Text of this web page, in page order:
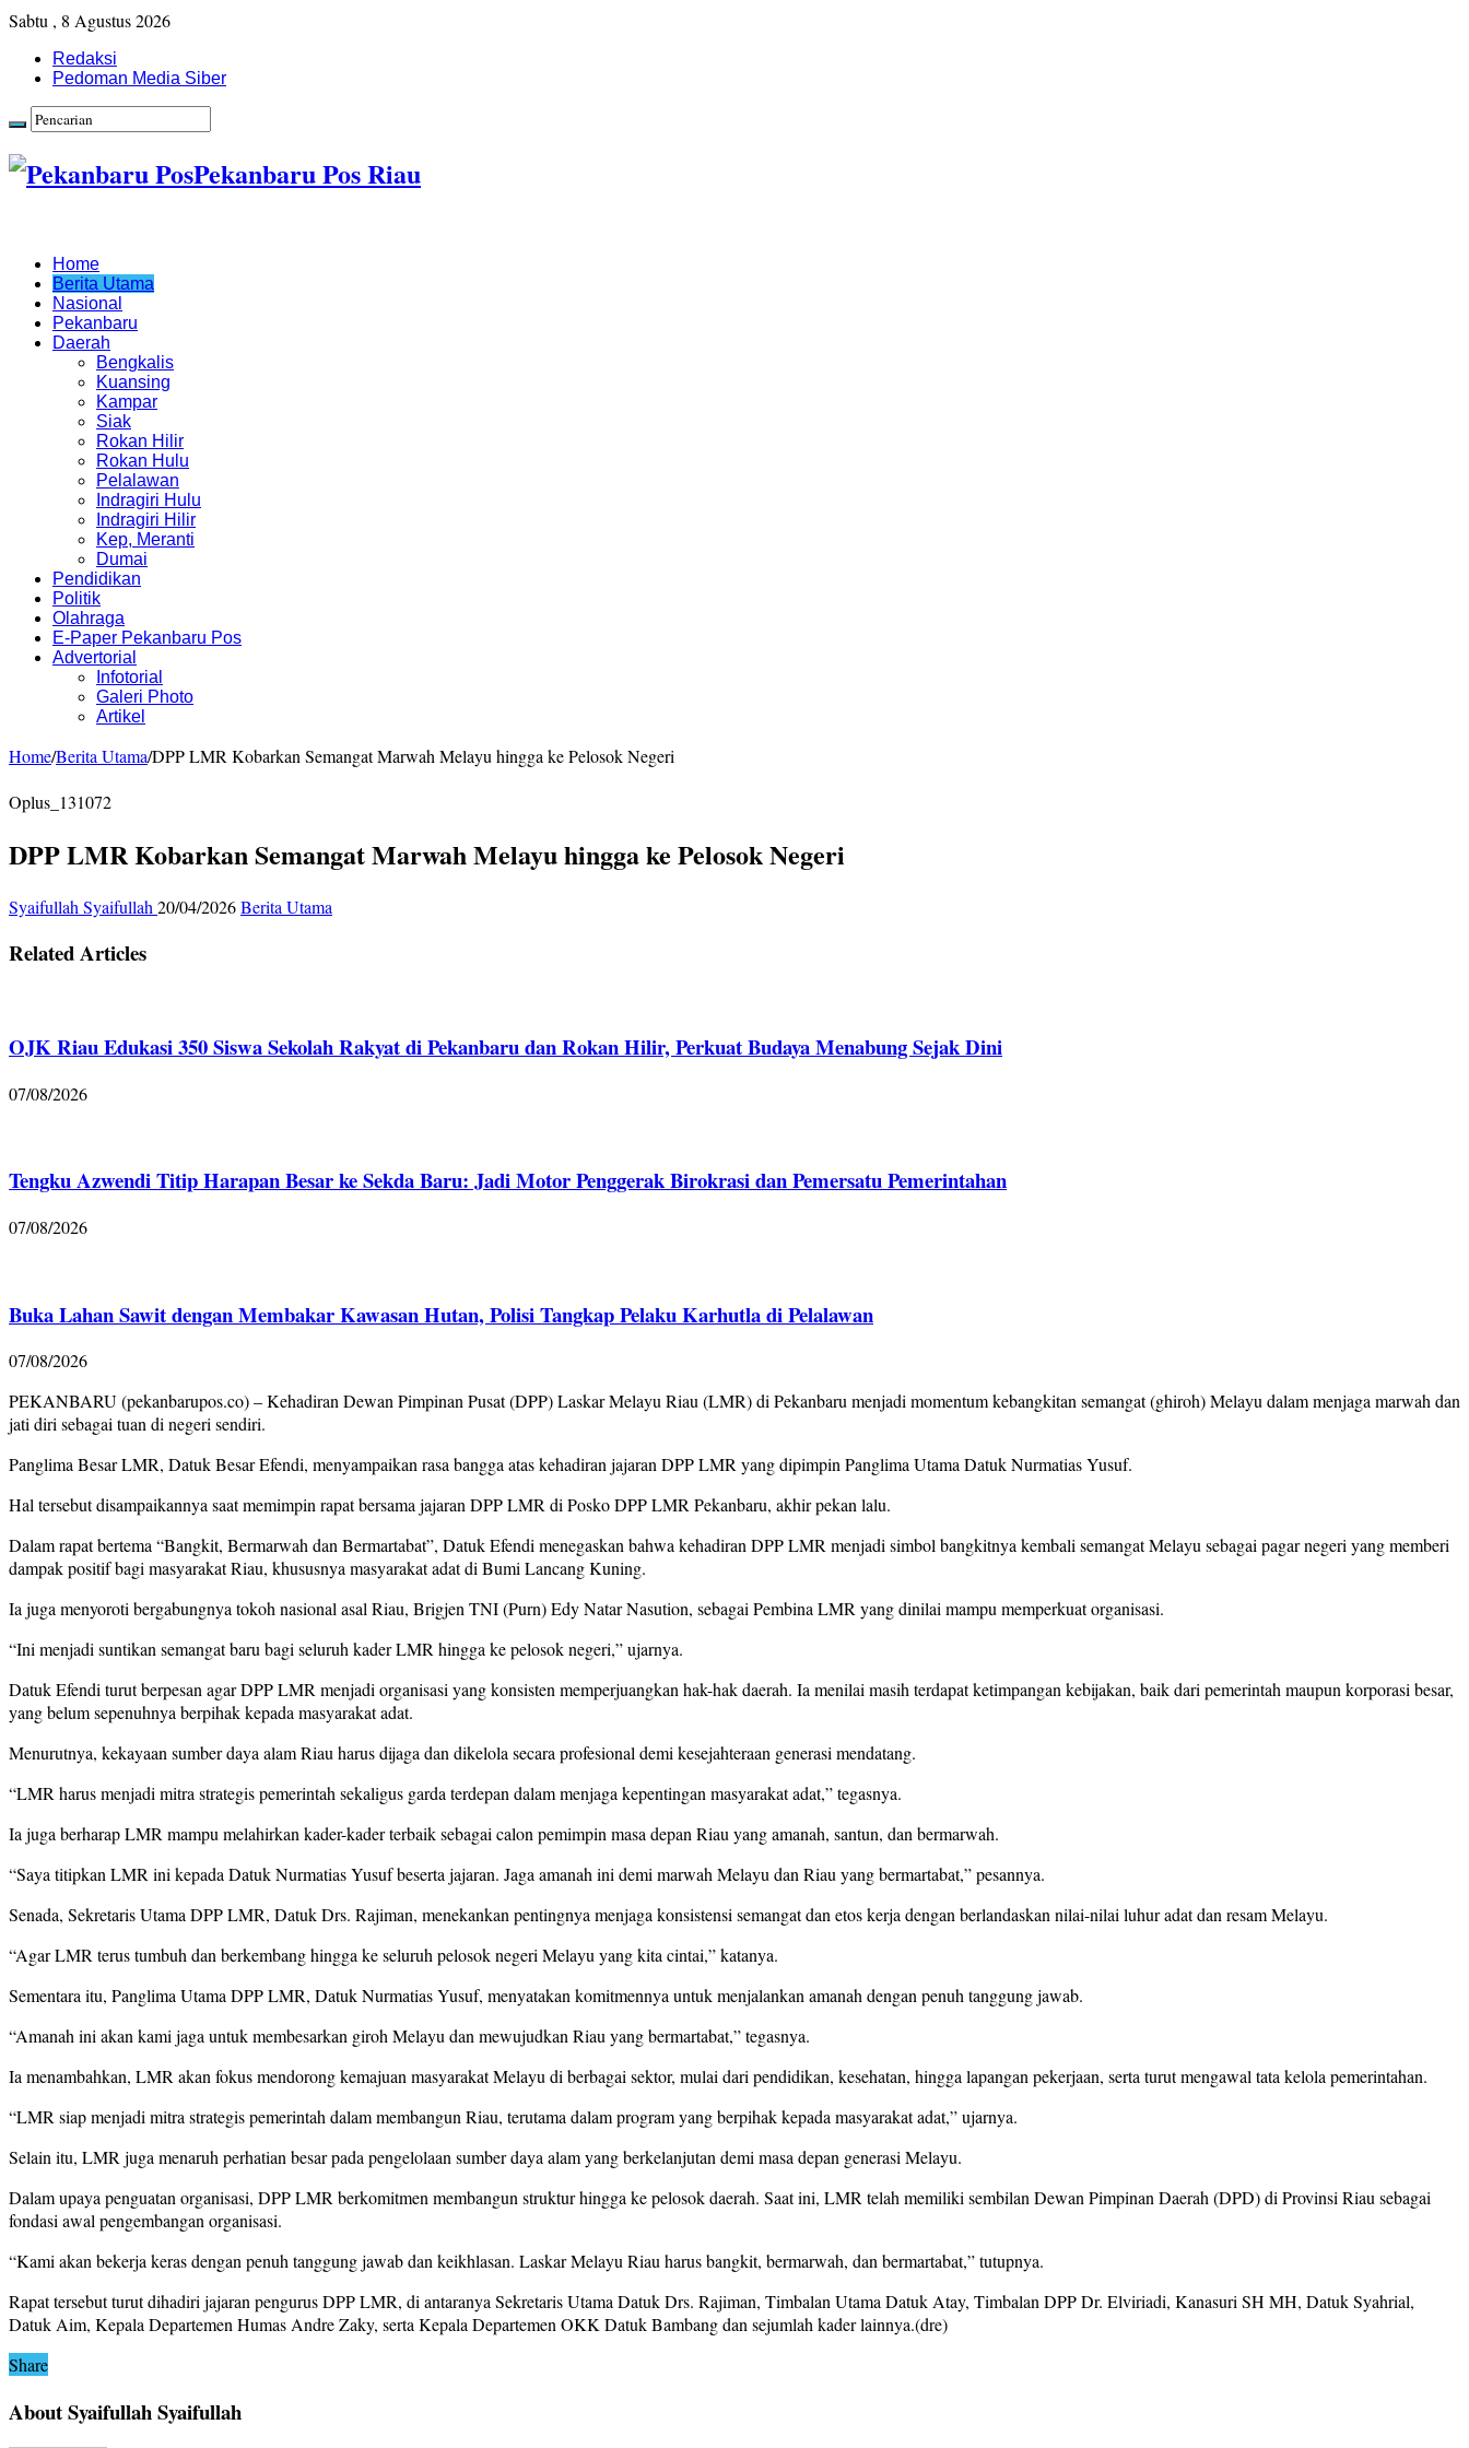
Sabtu , 8 Agustus 2026
Redaksi
Pedoman Media Siber
Pekanbaru Pos Riau
Home
Berita Utama
Nasional
Pekanbaru
Daerah
Bengkalis
Kuansing
Kampar
Siak
Rokan Hilir
Rokan Hulu
Pelalawan
Indragiri Hulu
Indragiri Hilir
Kep, Meranti
Dumai
Pendidikan
Politik
Olahraga
E-Paper Pekanbaru Pos
Advertorial
Infotorial
Galeri Photo
Artikel
Home/Berita Utama/DPP LMR Kobarkan Semangat Marwah Melayu hingga ke Pelosok Negeri
Oplus_131072
DPP LMR Kobarkan Semangat Marwah Melayu hingga ke Pelosok Negeri
Syaifullah Syaifullah 20/04/2026Berita Utama
Related Articles
OJK Riau Edukasi 350 Siswa Sekolah Rakyat di Pekanbaru dan Rokan Hilir, Perkuat Budaya Menabung Sejak Dini
07/08/2026
Tengku Azwendi Titip Harapan Besar ke Sekda Baru: Jadi Motor Penggerak Birokrasi dan Pemersatu Pemerintahan
07/08/2026
Buka Lahan Sawit dengan Membakar Kawasan Hutan, Polisi Tangkap Pelaku Karhutla di Pelalawan
07/08/2026
PEKANBARU (pekanbarupos.co) – Kehadiran Dewan Pimpinan Pusat (DPP) Laskar Melayu Riau (LMR) di Pekanbaru menjadi momentum kebangkitan semangat (ghiroh) Melayu dalam menjaga marwah dan
jati diri sebagai tuan di negeri sendiri.
Panglima Besar LMR, Datuk Besar Efendi, menyampaikan rasa bangga atas kehadiran jajaran DPP LMR yang dipimpin Panglima Utama Datuk Nurmatias Yusuf.
Hal tersebut disampaikannya saat memimpin rapat bersama jajaran DPP LMR di Posko DPP LMR Pekanbaru, akhir pekan lalu.
Dalam rapat bertema “Bangkit, Bermarwah dan Bermartabat”, Datuk Efendi menegaskan bahwa kehadiran DPP LMR menjadi simbol bangkitnya kembali semangat Melayu sebagai pagar negeri yang memberi
dampak positif bagi masyarakat Riau, khususnya masyarakat adat di Bumi Lancang Kuning.
Ia juga menyoroti bergabungnya tokoh nasional asal Riau, Brigjen TNI (Purn) Edy Natar Nasution, sebagai Pembina LMR yang dinilai mampu memperkuat organisasi.
“Ini menjadi suntikan semangat baru bagi seluruh kader LMR hingga ke pelosok negeri,” ujarnya.
Datuk Efendi turut berpesan agar DPP LMR menjadi organisasi yang konsisten memperjuangkan hak-hak daerah. Ia menilai masih terdapat ketimpangan kebijakan, baik dari pemerintah maupun korporasi besar,
yang belum sepenuhnya berpihak kepada masyarakat adat.
Menurutnya, kekayaan sumber daya alam Riau harus dijaga dan dikelola secara profesional demi kesejahteraan generasi mendatang.
“LMR harus menjadi mitra strategis pemerintah sekaligus garda terdepan dalam menjaga kepentingan masyarakat adat,” tegasnya.
Ia juga berharap LMR mampu melahirkan kader-kader terbaik sebagai calon pemimpin masa depan Riau yang amanah, santun, dan bermarwah.
“Saya titipkan LMR ini kepada Datuk Nurmatias Yusuf beserta jajaran. Jaga amanah ini demi marwah Melayu dan Riau yang bermartabat,” pesannya.
Senada, Sekretaris Utama DPP LMR, Datuk Drs. Rajiman, menekankan pentingnya menjaga konsistensi semangat dan etos kerja dengan berlandaskan nilai-nilai luhur adat dan resam Melayu.
“Agar LMR terus tumbuh dan berkembang hingga ke seluruh pelosok negeri Melayu yang kita cintai,” katanya.
Sementara itu, Panglima Utama DPP LMR, Datuk Nurmatias Yusuf, menyatakan komitmennya untuk menjalankan amanah dengan penuh tanggung jawab.
“Amanah ini akan kami jaga untuk membesarkan giroh Melayu dan mewujudkan Riau yang bermartabat,” tegasnya.
Ia menambahkan, LMR akan fokus mendorong kemajuan masyarakat Melayu di berbagai sektor, mulai dari pendidikan, kesehatan, hingga lapangan pekerjaan, serta turut mengawal tata kelola pemerintahan.
“LMR siap menjadi mitra strategis pemerintah dalam membangun Riau, terutama dalam program yang berpihak kepada masyarakat adat,” ujarnya.
Selain itu, LMR juga menaruh perhatian besar pada pengelolaan sumber daya alam yang berkelanjutan demi masa depan generasi Melayu.
Dalam upaya penguatan organisasi, DPP LMR berkomitmen membangun struktur hingga ke pelosok daerah. Saat ini, LMR telah memiliki sembilan Dewan Pimpinan Daerah (DPD) di Provinsi Riau sebagai
fondasi awal pengembangan organisasi.
“Kami akan bekerja keras dengan penuh tanggung jawab dan keikhlasan. Laskar Melayu Riau harus bangkit, bermarwah, dan bermartabat,” tutupnya.
Rapat tersebut turut dihadiri jajaran pengurus DPP LMR, di antaranya Sekretaris Utama Datuk Drs. Rajiman, Timbalan Utama Datuk Atay, Timbalan DPP Dr. Elviriadi, Kanasuri SH MH, Datuk Syahrial,
Datuk Aim, Kepala Departemen Humas Andre Zaky, serta Kepala Departemen OKK Datuk Bambang dan sejumlah kader lainnya.(dre)
Share
About Syaifullah Syaifullah